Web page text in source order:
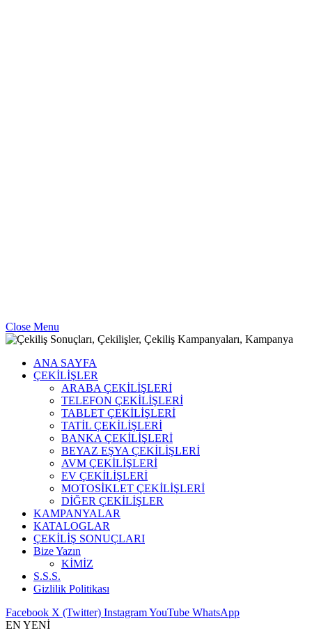
Close Menu
ANA SAYFA
ÇEKİLİŞLER
ARABA ÇEKİLİŞLERİ
TELEFON ÇEKİLİŞLERİ
TABLET ÇEKİLİŞLERİ
TATİL ÇEKİLİŞLERİ
BANKA ÇEKİLİŞLERİ
BEYAZ EŞYA ÇEKİLİŞLERİ
AVM ÇEKİLİŞLERİ
EV ÇEKİLİŞLERİ
MOTOSİKLET ÇEKİLİŞLERİ
DİĞER ÇEKİLİŞLER
KAMPANYALAR
KATALOGLAR
ÇEKİLİŞ SONUÇLARI
Bize Yazın
KİMİZ
S.S.S.
Gizlilik Politikası
Facebook X (Twitter) InstagramYouTube WhatsApp
EN YENİ